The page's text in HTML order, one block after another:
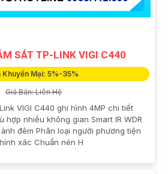
SÁT TP-LINK VIGI C440
Khuyến Mại: 5%-35%
Giá Bán: Liên Hệ
VIGI C440 ghi hình 4MP chi tiết
hợp nhiều không gian Smart IR WDR
ảnh đêm Phân loại người phương tiện
xác Chuẩn nén H